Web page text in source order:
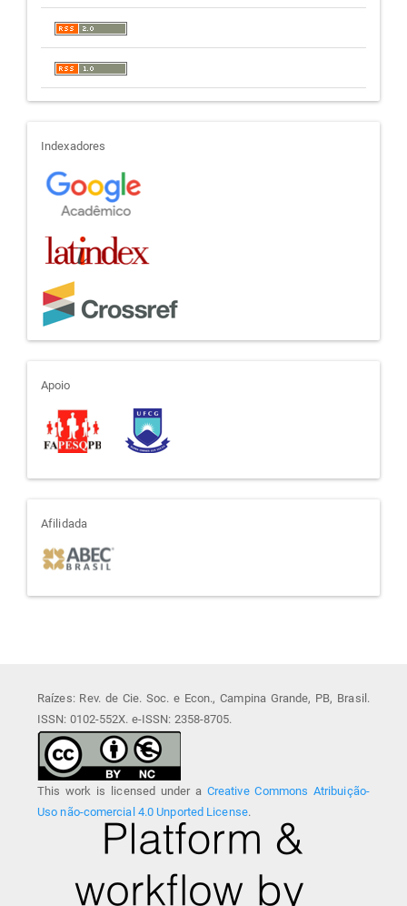
indexadores
Indexadores
apoio
Apoio
afiliada
Afilidada
Raízes: Rev. de Cie. Soc. e Econ., Campina Grande, PB, Brasil.
ISSN: 0102-552X. e-ISSN: 2358-8705.
This work is licensed under a Creative Commons Atribuição-
Uso não-comercial 4.0 Unported License.